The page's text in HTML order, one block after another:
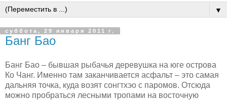
▼
суббота, 29 января 2011 г.
Банг Бао
Банг Бао – бывшая рыбачья деревушка на юге острова
Ко Чанг. Именно там заканчивается асфальт – это самая
дальняя точка, куда возят сонгтхэо с паромов. Отсюда
можно пробраться лесными тропами на восточную